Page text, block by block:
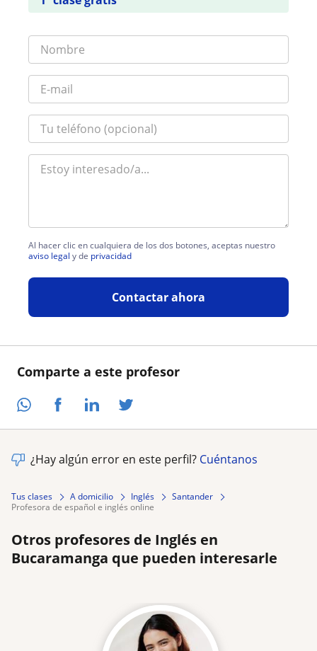
Comparte a este profesor
Al hacer clic en cualquiera de los dos botones, aceptas nuestro
aviso legal y de privacidad
Contactar ahora
¿Hay algún error en este perfil? Cuéntanos
Tus clases A domicilio Inglés
Santander
profesora de español e inglés online
Otros profesores de Inglés en
Bucaramanga que pueden interesarle